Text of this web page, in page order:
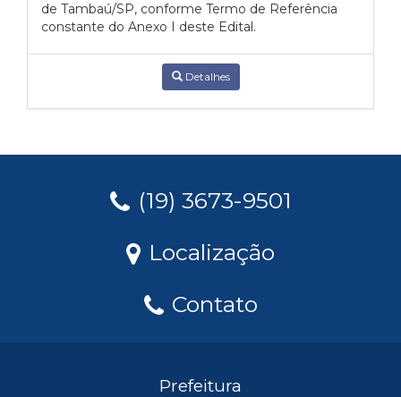
de Tambaú/SP, conforme Termo de Referência
constante do Anexo I deste Edital.
Detalhes
(19) 3673-9501
Localização
Contato
Prefeitura